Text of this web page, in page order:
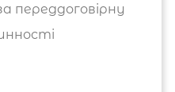
переддоговірну